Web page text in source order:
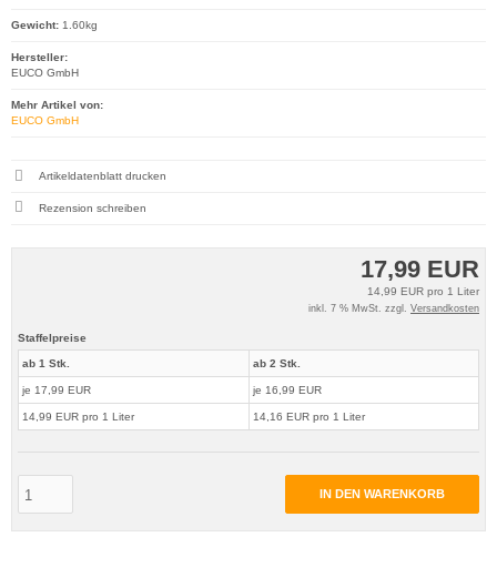
17,99 EUR
14,99 EUR pro 1 Liter
inkl. 7 % MwSt. zzgl. Versandkosten
Staffelpreise
ab 1 Stk.
je 17,99 EUR
14,99 EUR pro 1 Liter
ab 2 Stk.
je 16,99 EUR
14,16 EUR pro 1 Liter
IN DEN WARENKORB
Gewicht: 1.60kg
Hersteller:
EUCO GmbH
Mehr Artikel von:
EUCO GmbH
Artikeldatenblatt drucken
Rezension schreiben